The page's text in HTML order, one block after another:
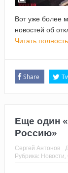
Вот уже более
новостей об
Читать
Share
Еще один
Россию»
Сергей Антонов
Рубрика: Новости